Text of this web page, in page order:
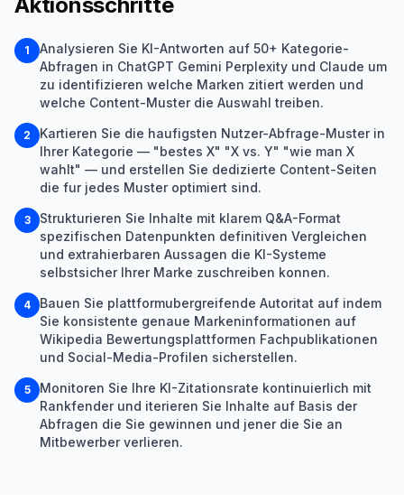
1
Analysieren Sie KI-Antworten auf 50+ Kategorie-
Abfragen in ChatGPT Gemini Perplexity und Claude um
zu identifizieren welche Marken zitiert werden und
welche Content-Muster die Auswahl treiben.
2
Kartieren Sie die haufigsten Nutzer-Abfrage-Muster in
Ihrer Kategorie — "bestes X" "X vs. Y" "wie man X
wahlt" — und erstellen Sie dedizierte Content-Seiten
die fur jedes Muster optimiert sind.
3
Strukturieren Sie Inhalte mit klarem Q&A-Format
spezifischen Datenpunkten definitiven Vergleichen
und extrahierbaren Aussagen die KI-Systeme
selbstsicher Ihrer Marke zuschreiben konnen.
4
Bauen Sie plattformubergreifende Autoritat auf indem
Sie konsistente genaue Markeninformationen auf
Wikipedia Bewertungsplattformen Fachpublikationen
und Social-Media-Profilen sicherstellen.
5
Monitoren Sie Ihre KI-Zitationsrate kontinuierlich mit
Rankfender und iterieren Sie Inhalte auf Basis der
Abfragen die Sie gewinnen und jener die Sie an
Mitbewerber verlieren.